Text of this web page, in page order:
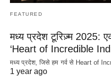
FEATURED
मध्य प्रदेश टूरिज़्म 2025:
‘Heart of Incredible
मध्य प्रदेश, जिसे हम गर्व से Heart of
1 year ago